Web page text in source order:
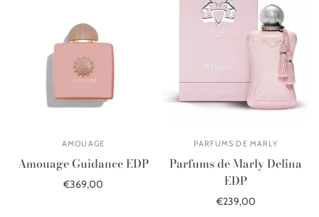
AMOUAGE
Amouage Guidance EDP
€369,00
PARFUMS DE MARLY
Parfums de Marly Delina
EDP
€239,00